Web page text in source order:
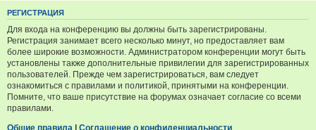
РЕГИСТРАЦИЯ
Для входа на конференцию вы должны быть зарегистрированы.
Регистрация занимает всего несколько минут, но предоставляет вам
более широкие возможности. Администратором конференции могут быть
установлены также дополнительные привилегии для зарегистрированных
пользователей. Прежде чем зарегистрироваться, вам следует
ознакомиться с правилами и политикой, принятыми на конференции.
Помните, что ваше присутствие на форумах означает согласие со всеми
правилами.
Общие правила | Соглашение о конфиденциальности